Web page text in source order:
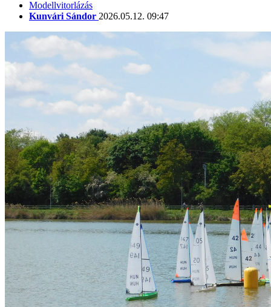
Modellvitorlázás
Kunvári Sándor 2026.05.12. 09:47